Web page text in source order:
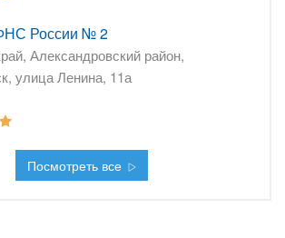
России № 2
Александровский район,
улица Ленина, 11а
Посмотреть все